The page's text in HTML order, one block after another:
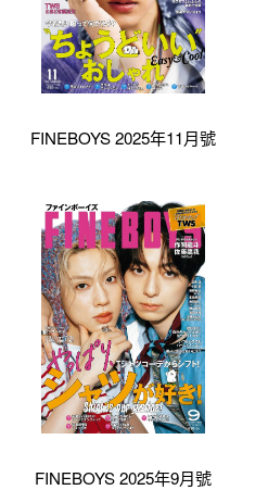
FINEBOYS 2025年11月號
FINEBOYS 2025年9月號